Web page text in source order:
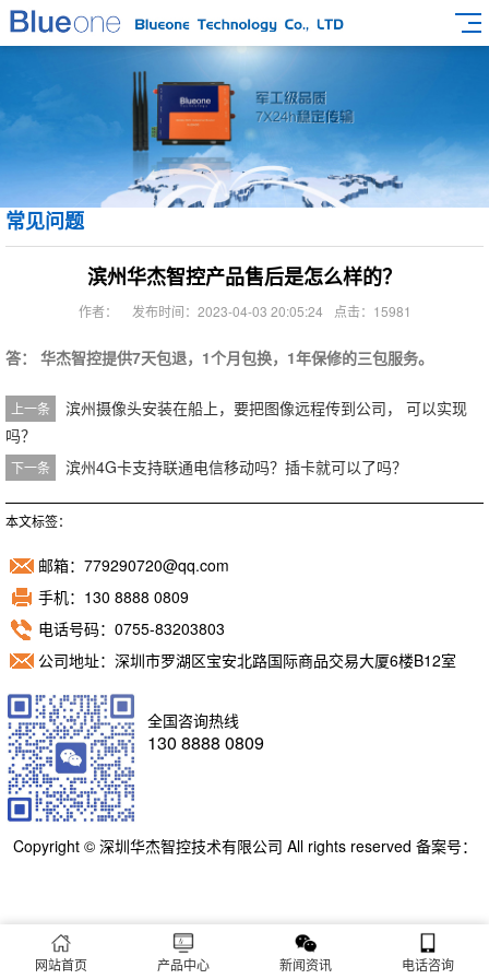
常见问题
滨州华杰智控产品售后是怎么样的？
作者： 发布时间：2023-04-03 20:05:24 点击：15981
答： 华杰智控提供7天包退，1个月包换，1年保修的三包服务。
上一条
滨州摄像头安装在船上，要把图像远程传到公司， 可以实现
吗？
下一条 滨州4G卡支持联通电信移动吗？插卡就可以了吗？
本文标签：
邮箱：779290720@qq.com
手机：130 8888 0809
电话号码：0755-83203803
公司地址：深圳市罗湖区宝安北路国际商品交易大厦6楼B12室
全国咨询热线
130 8888 0809
Copyright © 深圳华杰智控技术有限公司 All rights reserved 备案号：
网站首页 产品中心 新闻资讯 电话咨询